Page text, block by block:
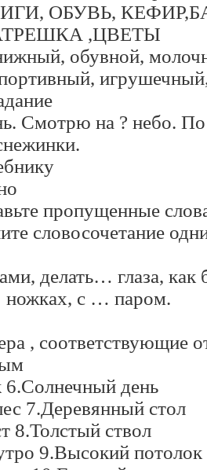
ОБУВЬ,
,ЦВЕТЫ
обувной,
Смотрю на ? небо.
пропущенные
словосочетание
делать… глаза, как
с … паром.
, соответствующие
день
7.Деревянный стол
8.Толстый ствол
9.Высокий потолок